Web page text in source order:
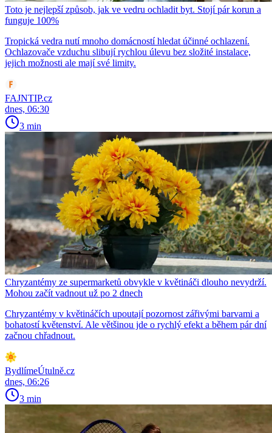
Toto je nejlepší způsob, jak ve vedru ochladit byt. Stojí pár korun a
funguje 100%
Tropická vedra nutí mnoho domácností hledat účinné ochlazení.
Ochlazovače vzduchu slibují rychlou úlevu bez složité instalace,
jejich možnosti ale mají své limity.
FAJNTIP.cz
dnes, 06:30
3 min
Chryzantémy ze supermarketů obvykle v květináči dlouho nevydrží.
Mohou začít vadnout už po 2 dnech
Chryzantémy v květináčích upoutají pozornost zářivými barvami a
bohatostí květenství. Ale většinou jde o rychlý efekt a během pár dní
začnou chřadnout.
BydlímeÚtulně.cz
dnes, 06:26
3 min